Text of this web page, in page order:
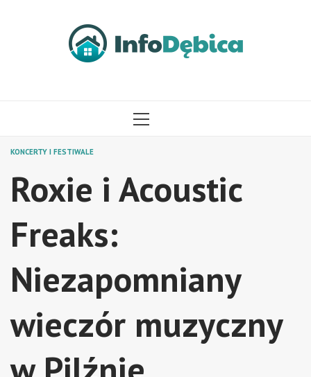
MENU
KONCERTY I FESTIWALE
Roxie i Acoustic
Freaks:
Niezapomniany
wieczór muzyczny